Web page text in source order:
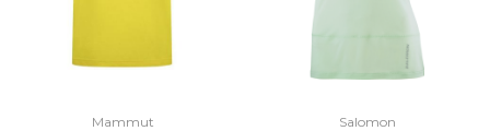
Mammut Salomon